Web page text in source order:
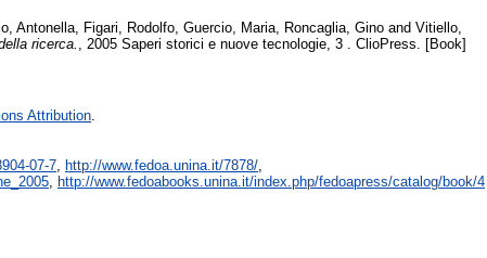
Antonella Figari, Rodolfo Guercio, Maria Roncaglia, Gino and Vitiello,
ricerca. , 2005 Saperi storici e nuove tecnologie, 3 . ClioPress. [Book]
Attribution
07-7 http://www.fedoa.unina.it/7878/
http://www.fedoabooks.unina.it/index.php/fedoapress/catalog/book/4